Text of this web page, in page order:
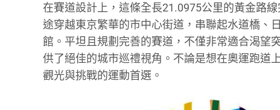
在賽道設計上，這條全長21.0975公里的黃金路
途穿越東京繁華的市中心街道，串聯起水道橋、
館。平坦且規劃完善的賽道，不僅非常適合渴望
供了絕佳的城市巡禮視角。不論是想在奧運跑道
觀光與挑戰的運動首選。